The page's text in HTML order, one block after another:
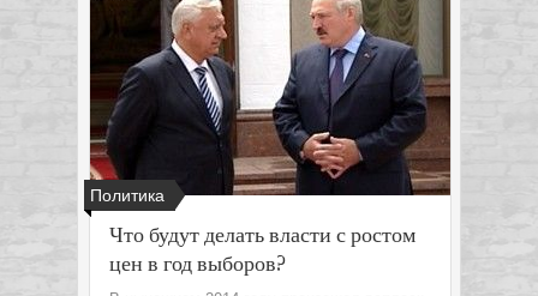
Политика
Что будут делать власти с ростом
цен в год выборов?